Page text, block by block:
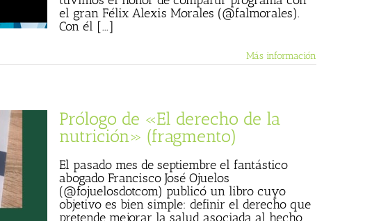
el gran Félix Alexis Morales (@falmorales).
Con él [...]
Más información
Prólogo de «El derecho de la
nutrición» (fragmento)
El pasado mes de septiembre el fantástico
abogado Francisco José Ojuelos
(@fojuelosdotcom) publicó un libro cuyo
objetivo es bien simple: definir el derecho que
pretende mejorar la salud asociada al hecho